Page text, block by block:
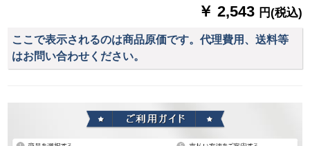
￥ 2,543 円(税込)
ここで表示されるのは商品原価です。代理費用、送料等
はお問い合わせください。